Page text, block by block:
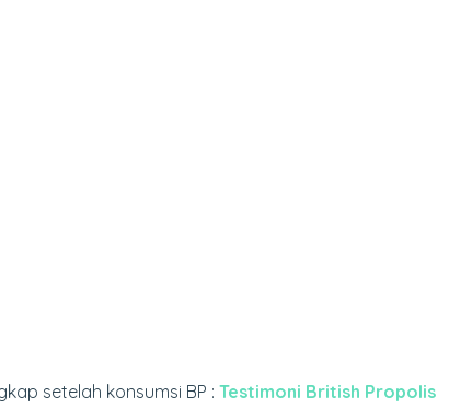
setelah konsumsi BP : Testimoni British Propolis